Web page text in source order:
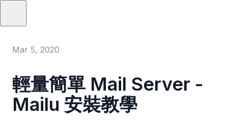
Mar 5, 2020
輕量簡單 Mail Server -
Mailu 安裝教學